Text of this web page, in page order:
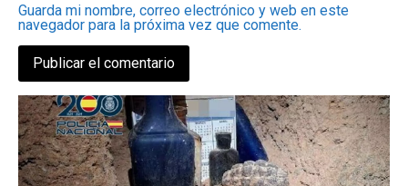
Guarda mi nombre, correo electrónico y web en este
navegador para la próxima vez que comente.